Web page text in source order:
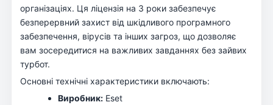
організаціях. Ця ліцензія на 3 роки забезпечує
безперервний захист від шкідливого програмного
забезпечення, вірусів та інших загроз, що дозволяє
вам зосередитися на важливих завданнях без зайвих
турбот.
Основні технічні характеристики включають:
Виробник: Eset